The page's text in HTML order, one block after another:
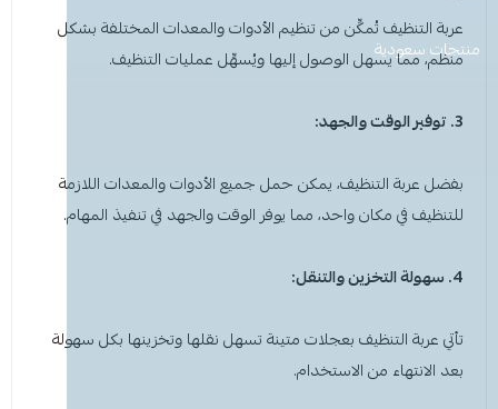
معطر جو
قبعة الشيف
مريلة مطبخ
قصدير ورول تغليف
سفره واكياس نفايات
الاكواب
حامل اكواب
مزاز واعود تحريك
مكنسة يد
منشفه مايكروفايبر
سلة نفايات
عربة تنظيف
منظفات اليدين
منظفات دورة مياه
معطر جو
مزيل بقع وملمع
مزيل دهون
مزاز واعواد تحريك
عرض الكل
غطاء راس
غطاء ذراع
قبعة الشيف
ادوات عناية
عرض الكل
شامبو
معقم
معجون اسنان
شامبو اطفال
عرض الكل
شمعة تسخين الطعام
منتجات سعودية
عربة التنظيف تُمكِّن من تنظيم الأدوات والمعدات المختلفة بشكل
منظم، مما يسهل الوصول إليها ويُسهِّل عمليات التنظيف.
3. توفير الوقت والجهد:
بفضل عربة التنظيف، يمكن حمل جميع الأدوات والمعدات اللازمة
للتنظيف في مكان واحد، مما يوفر الوقت والجهد في تنفيذ المهام.
4. سهولة التخزين والتنقل:
تأتي عربة التنظيف بعجلات متينة تسهل نقلها وتخزينها بكل سهولة
بعد الانتهاء من الاستخدام.